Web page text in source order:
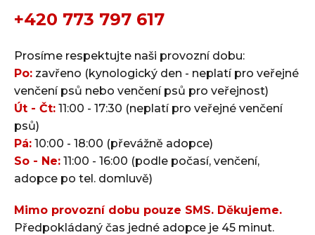
+420 773 797 617
Prosíme respektujte naši provozní dobu:
Po: zavřeno (kynologický den - neplatí pro veřejné
venčení psů nebo venčení psů pro veřejnost)
Út - Čt: 11:00 - 17:30 (neplatí pro veřejné venčení
psů)
Pá: 10:00 - 18:00 (převážně adopce)
So - Ne: 11:00 - 16:00 (podle počasí, venčení,
adopce po tel. domluvě)
Mimo provozní dobu pouze SMS. Děkujeme.
Předpokládaný čas jedné adopce je 45 minut.